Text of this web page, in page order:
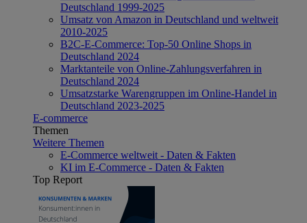
Deutschland 1999-2025
Umsatz von Amazon in Deutschland und weltweit
2010-2025
B2C-E-Commerce: Top-50 Online Shops in
Deutschland 2024
Marktanteile von Online-Zahlungsverfahren in
Deutschland 2024
Umsatzstarke Warengruppen im Online-Handel in
Deutschland 2023-2025
E-commerce
Themen
Weitere Themen
E-Commerce weltweit - Daten & Fakten
KI im E-Commerce - Daten & Fakten
Top Report